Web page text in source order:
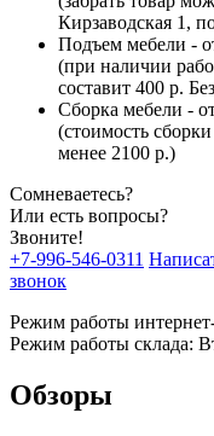
Кирзаводская 1,
Подъем мебели -
(при наличии
составит 400 р.
Сборка мебели -
(стоимость
менее 2100 р.)
Сомневаетесь?
Или есть вопросы?
Звоните!
+7-996-546-0311
звонок
Режим работы
Режим работы склада:
Обзоры